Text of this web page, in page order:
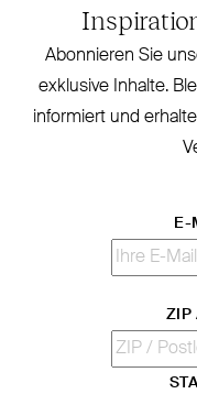
Abonnieren Sie
exklusive Inhalte.
informiert und
E-
ZIP